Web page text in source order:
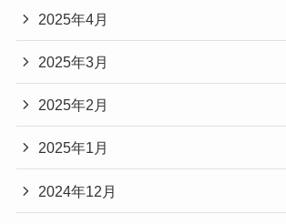
2025年4月
2025年3月
2025年2月
2025年1月
2024年12月